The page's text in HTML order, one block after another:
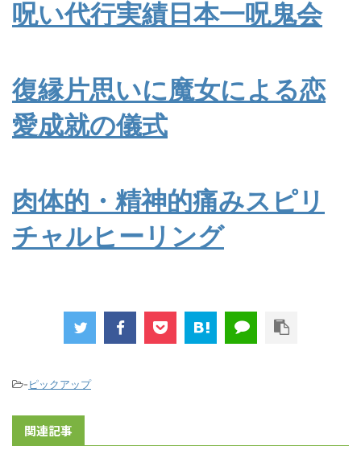
呪い代行実績日本一呪鬼会
復縁片思いに魔女による恋
愛成就の儀式
肉体的・精神的痛みスピリ
チャルヒーリング
-ピックアップ
関連記事